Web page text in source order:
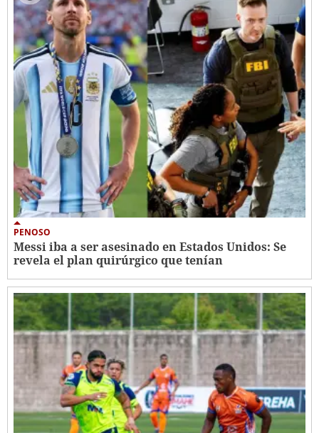
PENOSO
Messi iba a ser asesinado en Estados Unidos: Se
revela el plan quirúrgico que tenían